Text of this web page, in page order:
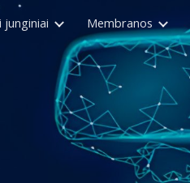
to navigation
junginiai Membranos